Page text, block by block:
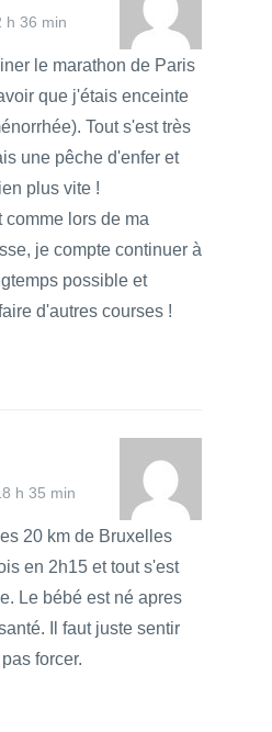
h 36 min
le marathon de Paris
que j'étais enceinte
Tout s'est très
une pêche d'enfer et
plus vite !
comme lors de ma
je compte continuer à
possible et
d'autres courses !
h 35 min
20 km de Bruxelles
en 2h15 et tout s'est
Le bébé est né apres
Il faut juste sentir
forcer.